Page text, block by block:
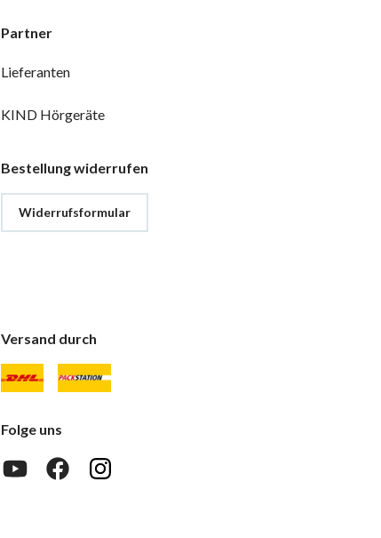
Partner
Lieferanten
KIND Hörgeräte
Bestellung widerrufen
Widerrufsformular
Versand durch
Folge uns